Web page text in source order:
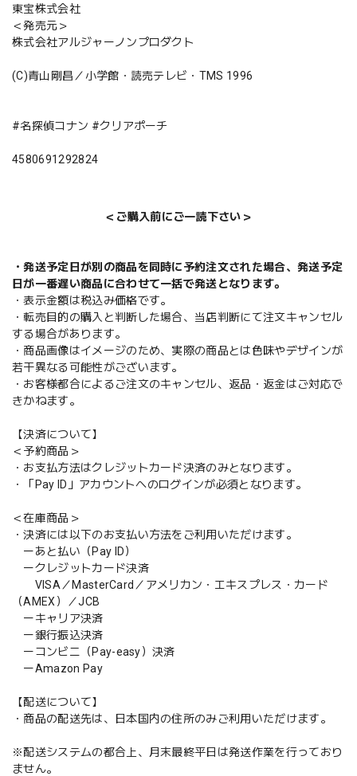
東宝株式会社
＜発売元＞
株式会社アルジャーノンプロダクト
(C)青山剛昌／小学館・読売テレビ・TMS 1996
#名探偵コナン #クリアポーチ
4580691292824
＜ご購入前にご一読下さい＞
・発送予定日が別の商品を同時に予約注文された場合、発送予定
日が一番遅い商品に合わせて一括で発送となります。
・表示金額は税込み価格です。
・転売目的の購入と判断した場合、当店判断にて注文キャンセル
する場合があります。
・商品画像はイメージのため、実際の商品とは色味やデザインが
若干異なる可能性がございます。
・お客様都合によるご注文のキャンセル、返品・返金はご対応で
きかねます。
【決済について】
＜予約商品＞
・お支払方法はクレジットカード決済のみとなります。
・「Pay ID」アカウントへのログインが必須となります。
＜在庫商品＞
・決済には以下のお支払い方法をご利用いただけます。
ーあと払い（Pay ID）
ークレジットカード決済
VISA／MasterCard／アメリカン・エキスプレス・カード
（AMEX）／JCB
ーキャリア決済
ー銀行振込決済
ーコンビニ（Pay-easy）決済
ーAmazon Pay
【配送について】
・商品の配送先は、日本国内の住所のみご利用いただけます。
※配送システムの都合上、月末最終平日は発送作業を行っており
ません。